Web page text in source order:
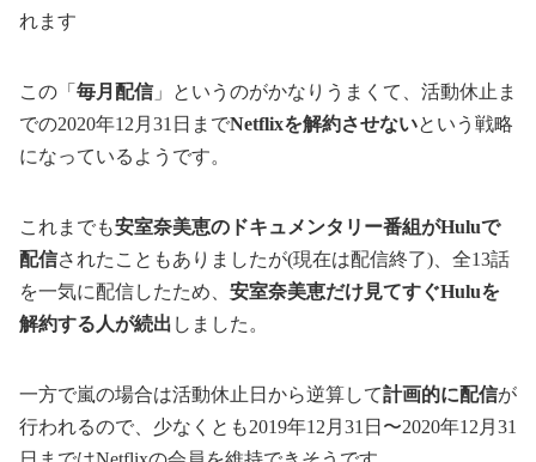
れます
この「 毎月配信」というのがかなりうまくて、活動休止ま
での2020年12月31日までNetflixを解約させないという戦略
になっているようです。
これまでも安室奈美恵のドキュメンタリー番組がHuluで
配信されたこともありましたが(現在は配信終了)、全13話
を一気に配信したため、 安室奈美恵だけ見てすぐHuluを
解約する人が続出 しました。
一方で嵐の場合は活動休止日から逆算して計画的に配信が
行われるので、少なくとも2019年12月31日〜2020年12月31